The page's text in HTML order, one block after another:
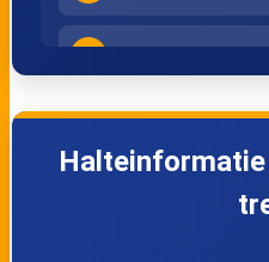
4 Hengelo
5 Goor